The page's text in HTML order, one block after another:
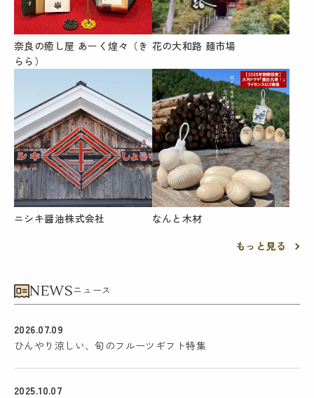
もっと見る
奈良の癒し屋 あーく煌々（き
らら）
花の大和路 麺市場
ニシキ醤油株式会社 なんと木材
NEWSニュース
2026.07.09
ひんやり涼しい、旬のフルーツギフト特集
2025.10.07